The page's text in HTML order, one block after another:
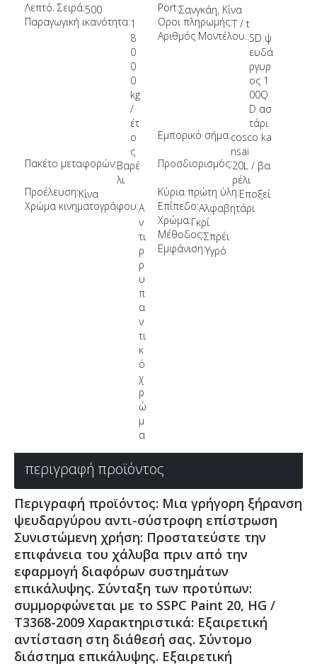
Λεπτό. Σειρά:500 Port:Σανγκάη, Κίνα
Παραγωγική ικανότητα:1
8
0
0
0
kg
/
έτ
ο
ς
Οροι πληρωμής:T / t
Αριθμός Μοντέλου.:SD ψ
ευδά
ργυρ
ος 1
00Q
D ασ
τάρι
Εμπορικό σήμα:cosco ka
nsai
Πακέτο μεταφορών:Βαρέ
λι
Προσδιορισμός:20L / βα
ρέλι
Προέλευση:Κίνα Κύρια πρώτη ύλη:Εποξεί
Χρώμα κινηματογράφου:Α
ν
τι
ρ
ρ
υ
π
α
ν
τι
κ
ό
χ
ρ
ώ
μ
α
Επίπεδο:Αλφαβητάρι
Χρώμα:Γκρί
Μέθοδος:Σπρέι
Εμφάνιση:Υγρό
περιγραφή προϊόντος
Περιγραφή προϊόντος: Μια γρήγορη ξήρανση
ψευδαργύρου αντι-σύστροφη επίστρωση
Συνιστώμενη χρήση: Προστατεύστε την
επιφάνεια του χάλυβα πριν από την
εφαρμογή διαφόρων συστημάτων
επικάλυψης. Σύνταξη των προτύπων:
συμμορφώνεται με το SSPC Paint 20, HG /
T3368-2009 Χαρακτηριστικά: Εξαιρετική
αντίσταση στη διάθεσή σας. Σύντομο
διάστημα επικάλυψης. Εξαιρετική